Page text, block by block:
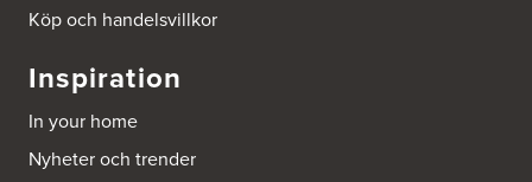
Tel.:0258-31200
Dahlström Kök Och Design AB
Strömledningsgatan 5
721 37 Västerås
Tel.: 021-145100
Köp och handelsvillkor
Inspiration
In your home
Nyheter och trender